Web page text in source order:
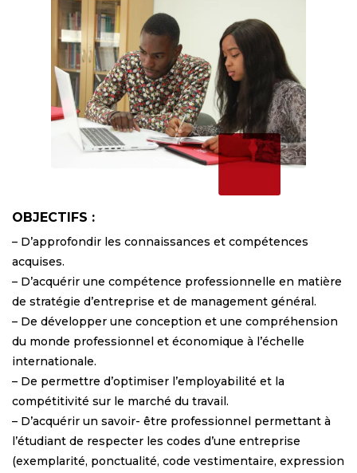
OBJECTIFS :
– D’approfondir les connaissances et compétences
acquises.
– D’acquérir une compétence professionnelle en matière
de stratégie d’entreprise et de management général.
– De développer une conception et une compréhension
du monde professionnel et économique à l’échelle
internationale.
– De permettre d’optimiser l’employabilité et la
compétitivité sur le marché du travail.
– D’acquérir un savoir- être professionnel permettant à
l’étudiant de respecter les codes d’une entreprise
(exemplarité, ponctualité, code vestimentaire, expression